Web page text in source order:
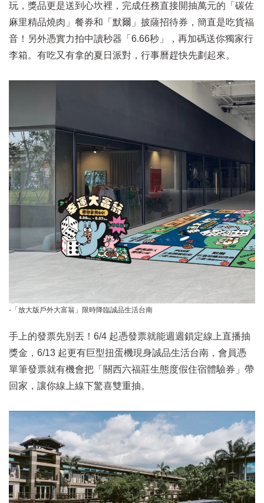
玩，獎品更是送到心坎裡，完成任務直接開抽萬元的「碳佐
麻里精品燒肉」餐券和「默爾」披薩招待券，簡直是吃貨福
音！另外憑實力拍中讀秒器「6.66秒」，再加碼送你獨家行
李箱。有吃又有拿的夏日派對，行事曆趕快先劃起來。
-「放大版戶外大富翁」限時降臨誠品生活台南
手上的發票先別丟！6/4 起憑發票就能週週鎖定線上直播抽
獎金，6/13 起更有巨型扭蛋機現身誠品生活台南，會員憑
單筆發票就有機會把「關西六福莊生態度假住宿體驗券」帶
回家，讓你線上線下驚喜雙重抽。